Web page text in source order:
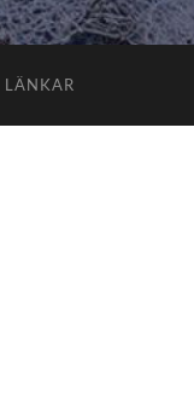
LÄNKAR